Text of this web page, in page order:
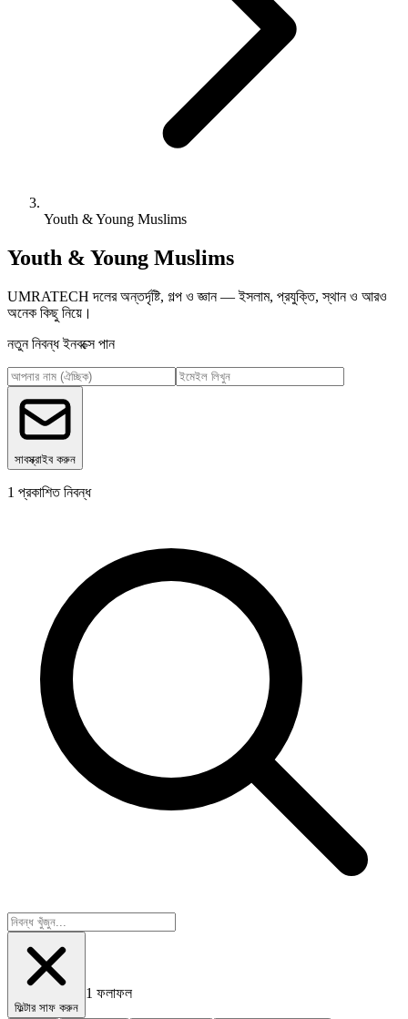
Youth & Young Muslims
Youth & Young Muslims
UMRATECH দলের অন্তর্দৃষ্টি, গল্প ও জ্ঞান — ইসলাম, প্রযুক্তি, স্থান ও আরও
অনেক কিছু নিয়ে।
নতুন নিবন্ধ ইনবক্সে পান
সাবস্ক্রাইব করুন
1 প্রকাশিত নিবন্ধ
ফিল্টার সাফ করুন
1 ফলাফল